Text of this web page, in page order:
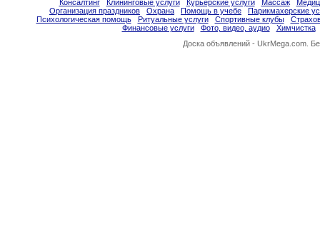
Консалтинг Клининговые услуги Курьерские услуги Массаж
Организация праздников
Охрана Помощь в учебе
Парикмахерские
Психологическая помощь
Ритуальные услуги Спортивные клубы
Финансовые услуги
Фото, видео, аудио
Химчистка
Доска объявлений - UkrMega.com.